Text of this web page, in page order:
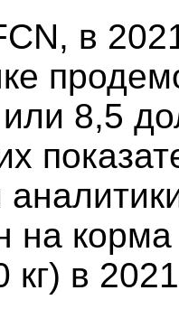
в
8,5
на
в